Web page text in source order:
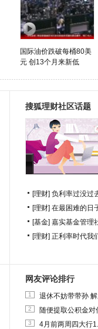
国际油价跌破每桶80美
元 创13个月来新低
搜狐理财社区话题
[理财] 负利率过没过
[理财] 在最困难的日
[基金] 嘉实基金管理
[理财] 正利率时代我
网友评论排行
1 退休不妨带带孙
2 随便提取公积金
3 4月前两周四大行